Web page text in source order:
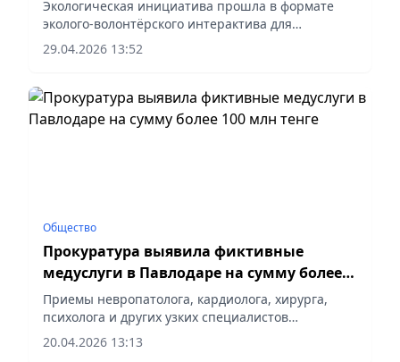
Экологическая инициатива прошла в формате
эколого-волонтёрского интерактива для
школьников, сообщает vecher.kz.
29.04.2026 13:52
Общество
Прокуратура выявила фиктивные
медуслуги в Павлодаре на сумму более
100 млн тенге
Приемы невропатолога, кардиолога, хирурга,
психолога и других узких специалистов
«проведены» умершим лицам. сообщает
корреспондент vecher.kz.
20.04.2026 13:13